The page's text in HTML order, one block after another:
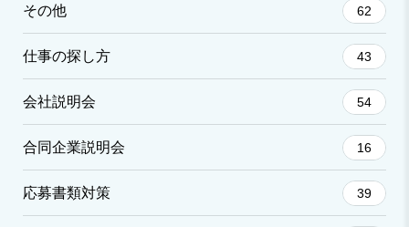
その他 62
仕事の探し方 43
会社説明会 54
合同企業説明会 16
応募書類対策 39